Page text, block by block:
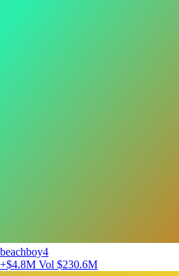
beachboy4
+$4.8M Vol $230.6M